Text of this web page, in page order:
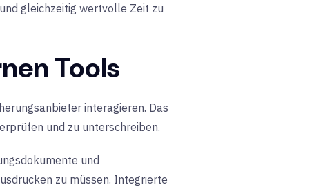
gleichzeitig wertvolle Zeit zu
Tools
interagieren. Das
und zu unterschreiben.
und
zu müssen. Integrierte